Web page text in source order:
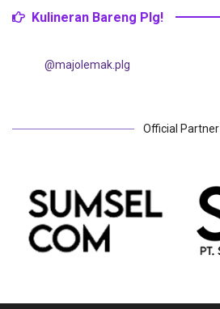
Kulineran Bareng Plg!
@majolemak.plg
Official Partner